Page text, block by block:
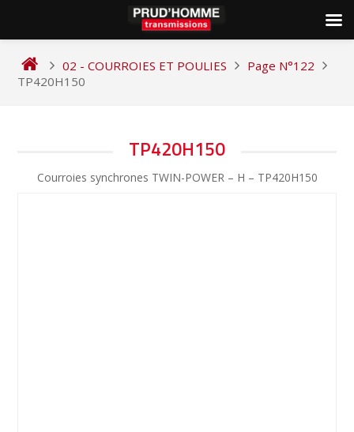
content
02 - COURROIES ET POULIES
Page N°122
TP420H150
TP420H150
Courroies synchrones TWIN-POWER – H – TP420H150